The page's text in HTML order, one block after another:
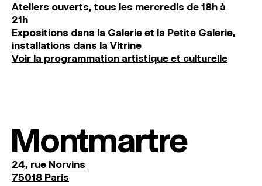
Ateliers ouverts, tous les mercredis de 18h à
21h
Expositions dans la Galerie et la Petite Galerie,
installations dans la Vitrine
Voir la programmation artistique et culturelle
Montmartre
24, rue Norvins
75018 Paris